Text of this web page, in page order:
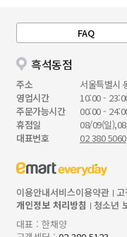
FAQ
흑석동점
주소
서울특별시
영업시간
10:00 -
주문가능시간
00:00 -
휴점일
08/09(일
대표번호
02 380 5060
이용안내서비스이용약관 고
개인정보 처리방침
청소년
대표 : 한채양